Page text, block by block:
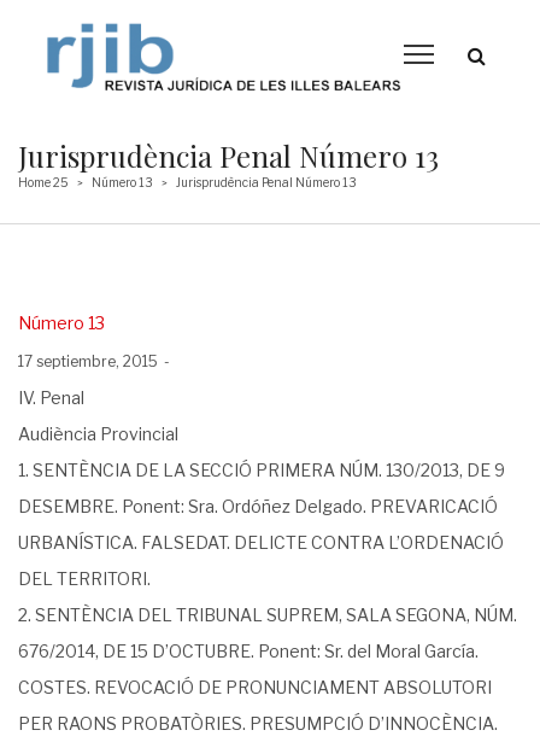
Jurisprudència Penal Número 13
Home 25 > Número 13 > Jurisprudència Penal Número 13
Posted
in
Número 13
Posted
17 septiembre, 2015
IV. Penal
Audiència Provincial
1. SENTÈNCIA DE LA SECCIÓ PRIMERA NÚM. 130/2013, DE 9
DESEMBRE. Ponent: Sra. Ordóñez Delgado. PREVARICACIÓ
URBANÍSTICA. FALSEDAT. DELICTE CONTRA L’ORDENACIÓ
DEL TERRITORI.
2. SENTÈNCIA DEL TRIBUNAL SUPREM, SALA SEGONA, NÚM.
676/2014, DE 15 D’OCTUBRE. Ponent: Sr. del Moral García.
COSTES. REVOCACIÓ DE PRONUNCIAMENT ABSOLUTORI
PER RAONS PROBATÒRIES. PRESUMPCIÓ D’INNOCÈNCIA.